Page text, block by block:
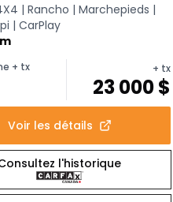
| Rancho | Marchepieds |
| CarPlay
+ tx + tx
23 000$
Voir les détails
l'historique